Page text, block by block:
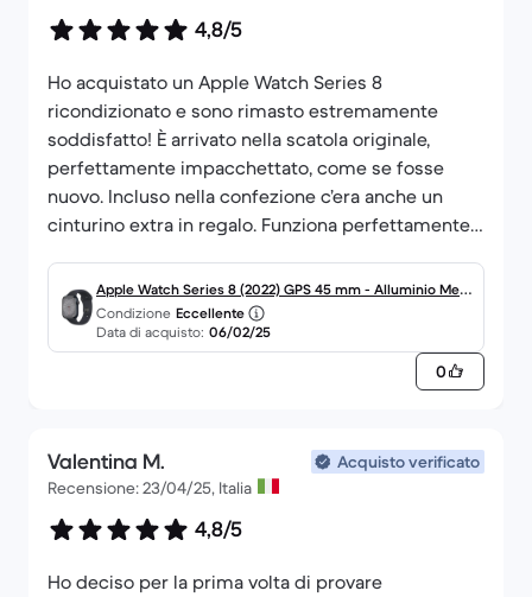
4,8/5
Ho acquistato un Apple Watch Series 8
ricondizionato e sono rimasto estremamente
soddisfatto! È arrivato nella scatola originale,
perfettamente impacchettato, come se fosse
nuovo. Incluso nella confezione c’era anche un
cinturino extra in regalo. Funziona perfettamente
Store. L’unica pecca è stata la consegna un po’ in
ritardo rispetto al previsto, ma questo è dovuto a
UPS e non al venditore. Super consigliato!
Apple Watch Series 8 (2022) GPS 45 mm - Alluminio Mezz
anotte
Condizione Eccellente
Data di acquisto: 06/02/25
0
Valentina M.
Acquisto verificato
Recensione: 23/04/25, Italia
4,8/5
Ho deciso per la prima volta di provare